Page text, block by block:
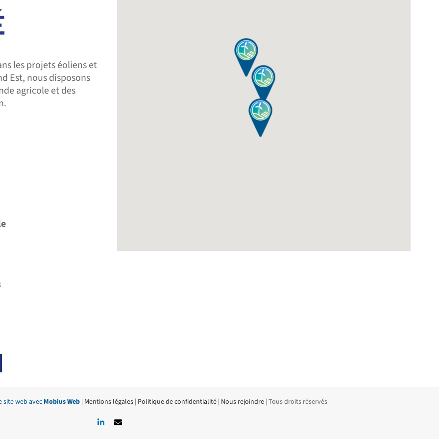
les projets éoliens et
Est, nous disposons
agricole et des
site web avec Mobius Web | Mentions légales | Politique de confidentialité | Nous rejoindre | Tous droits réservés
LinkedInEmail